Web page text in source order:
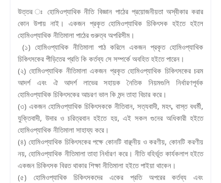
উত্তর ঃ হোমিওপ্যাথিক নীতি বিজ্ঞান পাঠের প্রয়োজনীয়তা অস্বীকার করার
কোন উপায় নাই। একজন প্রকৃত হোমিওপ্যাথিক চিকিৎসক হইতে হইলে
হোমিওপ্যাথিক নীতিমালা পাঠের গুরুত্ব অপরিসীম।
(১) হোমিওপ্যাথিক নীতিমালা পাঠ করিলে একজন প্রকৃত হোমিওপ্যাথিক
চিকিৎসকের পীড়িতের প্রতি কি কর্তব্য সে সম্পর্কে অবহিত হইতে পারেন।
(২) হোমিওপ্যাথিক নীতিমালা একজন প্রকৃত হোমিওপ্যাথিক চিকিৎসকের চরম
আদর্শ এবং ঐ আদর্শ লাভের সহায়ক নৈতিক নিয়মগুলি নির্ধারণপূর্বক
হোমিওপ্যাথিক চিকিৎসকের আচরণ ভাল কি মন্দ তাহা বিচার করে।
(৩) একজন হোমিওপ্যাথিক চিকিৎসককে নীতিবান, সত্যবাদী, মহৎ, বাস্ত বধর্মী,
যুক্তিবাদী, উদার ও চরিত্রবান হইতে হয়, এই সকল গুনের অধিকারী হইতে
হোমিওপ্যাথিক নীতিমালা সাহায্য করে।
(৪) হোমিওপ্যাথিক চিকিৎসকের পক্ষে কোনটি বাঞ্ছনীয় ও করণীয়, কোনটি করণীয়
নয়, হোমিওপ্যাথিক নীতিমালা তাহা নির্ধারণ করে। নীতি বহির্ভূত কার্যকলাপ হইতে
একজন চিকিৎসক বিরত থাকার শিক্ষা নীতিমালা হইতে পাইয়া থাকেন।
(৫) হোমিওপ্যাথিক চিকিৎসকদের একের প্রতি অপরের কর্তব্য এবং